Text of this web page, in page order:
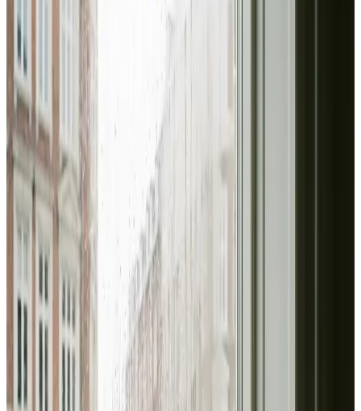
Vi er din industriventilations-partner i Vandel og omegn.
Fra svejserøgsudsugning og støvhåndtering til
kontorventilation med CO₂-styring — vi dimensionerer
korrekt og leverer fuld måledokumentation.